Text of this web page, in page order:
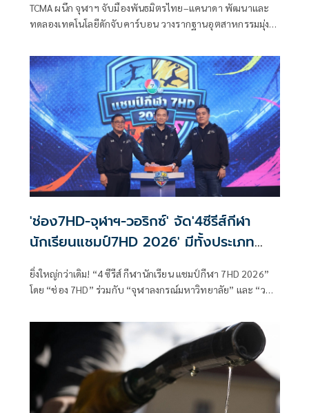
TCMA ผนึก จุฬาฯ จับมืองพันธมิตรไทย–แคนาดา พัฒนาและ
ทดลองเทคโนโลยีดักจับคาร์บอน วางรากฐานอุตสาหกรรมมุ่ง
'ช่อง7HD-จุฬาฯ-วอริกซ์' จัด'4ซีรีส์กีฬา
นักเรียนแชมป์7HD 2026' มีทั้งประเภท
ชาย-หญิง
ยิ่งใหญ่กว่าเดิม! “4 ซีรีส์ กีฬานักเรียน แชมป์กีฬา 7HD 2026”
โดย “ช่อง 7HD” ร่วมกับ “จุฬาลงกรณ์มหาวิทยาลัย” และ “วอ
นักเรียน ขยายประเภทชาย-หญิง เพิ่มโอกาสนักกีฬาเยาวชน
ประเดิมเปิดทัวร์นาเมนต์แรงเต็มสปีดด้วยซีรีส์แรก
“บาสเกตบอล 3x3 นักเรียนชาย” แฟนแม่นห่วงห้ามพลาด ! นัด
แรก 16 พฤษภาคมนี้